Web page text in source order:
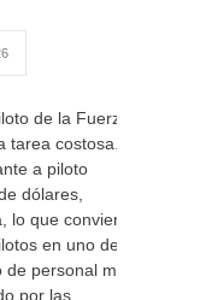
de la Fuerza
tarea costosa.
a piloto
dólares,
que convierte
en uno de
personal más
por las